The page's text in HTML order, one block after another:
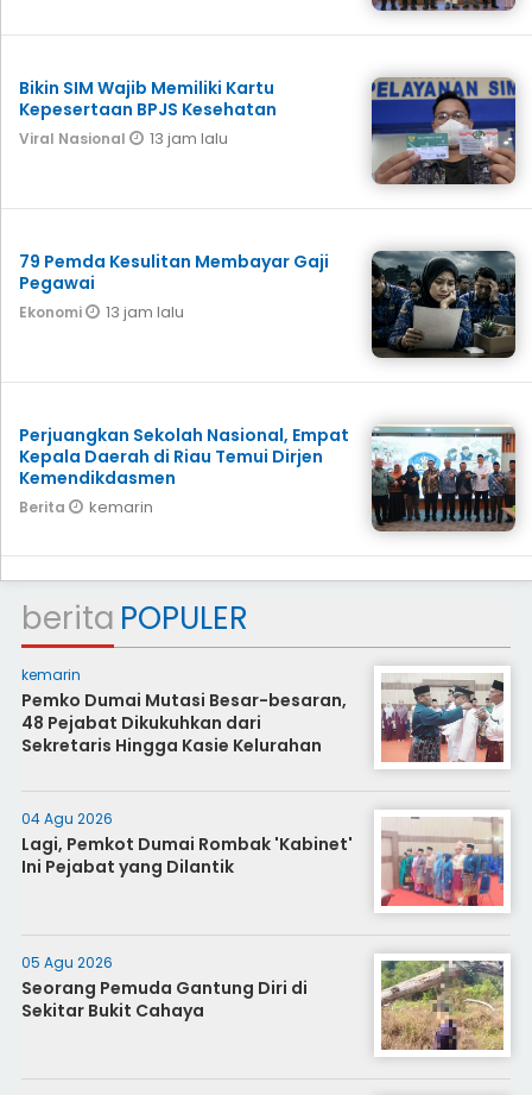
Bikin SIM Wajib Memiliki Kartu
Kepesertaan BPJS Kesehatan
Viral Nasional 13 jam lalu
79 Pemda Kesulitan Membayar Gaji
Pegawai
Ekonomi 13 jam lalu
Perjuangkan Sekolah Nasional, Empat
Kepala Daerah di Riau Temui Dirjen
Kemendikdasmen
Berita kemarin
berita POPULER
kemarin
Pemko Dumai Mutasi Besar-besaran,
48 Pejabat Dikukuhkan dari
Sekretaris Hingga Kasie Kelurahan
04 Agu 2026
Lagi, Pemkot Dumai Rombak 'Kabinet'
Ini Pejabat yang Dilantik
05 Agu 2026
Seorang Pemuda Gantung Diri di
Sekitar Bukit Cahaya